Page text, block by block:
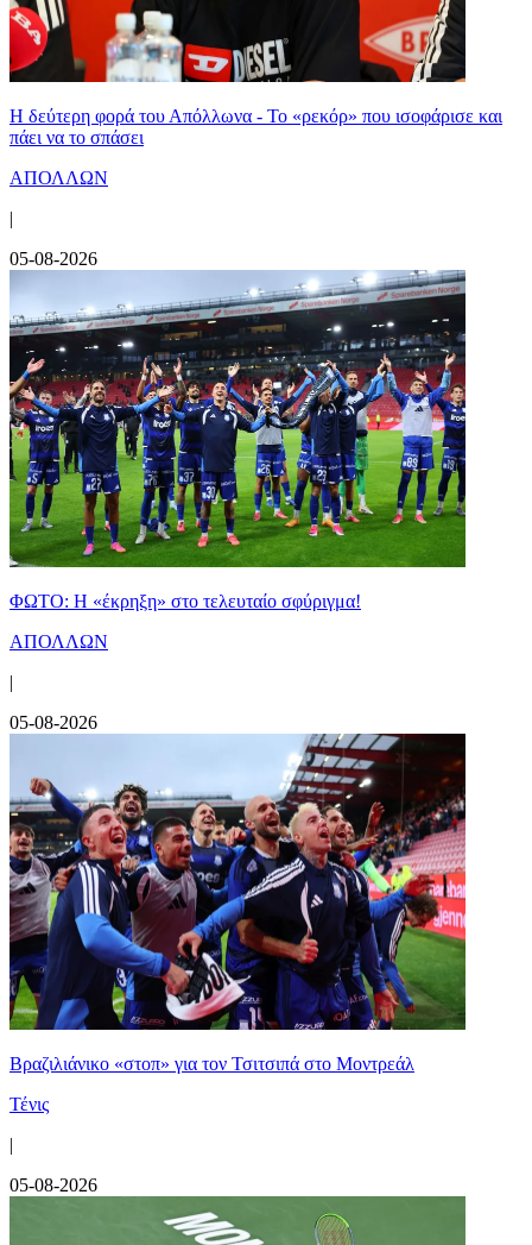
Η δεύτερη φορά του Απόλλωνα - Το «ρεκόρ» που ισοφάρισε και
πάει να το σπάσει
ΑΠΟΛΛΩΝ
|
05-08-2026
ΦΩΤΟ: Η «έκρηξη» στο τελευταίο σφύριγμα!
ΑΠΟΛΛΩΝ
|
05-08-2026
Βραζιλιάνικο «στοπ» για τον Τσιτσιπά στο Μοντρεάλ
Τένις
|
05-08-2026